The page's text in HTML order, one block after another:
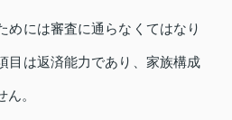
めには審査に通らなくてはなり
目は返済能力であり、家族構成
。